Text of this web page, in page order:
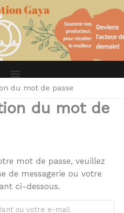
du mot de passe
du mot de
mot de passe, veuillez
de messagerie ou votre
ci-dessous.